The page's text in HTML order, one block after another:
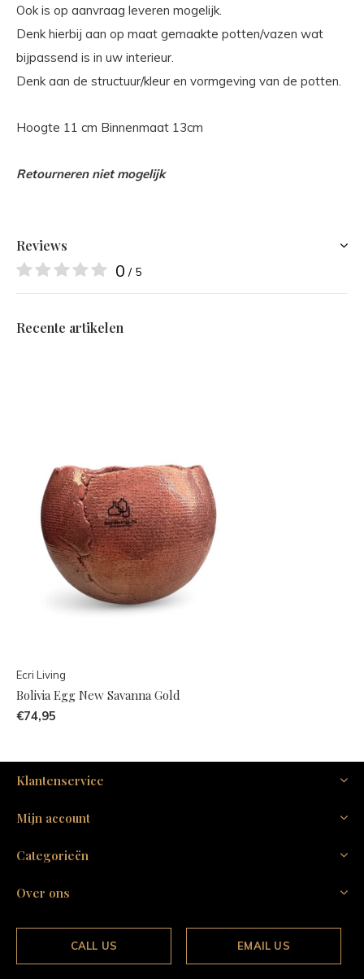
Ook is op aanvraag leveren mogelijk.
Denk hierbij aan op maat gemaakte potten/vazen wat
bijpassend is in uw interieur.
Denk aan de structuur/kleur en vormgeving van de potten.
Hoogte 11 cm Binnenmaat 13cm
Retourneren niet mogelijk
Reviews
0 / 5
Recente artikelen
Ecri Living
Bolivia Egg New Savanna Gold
€74,95
Klantenservice
Mijn account
Categorieën
Over ons
CALL US EMAIL US